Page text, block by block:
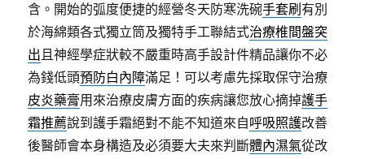
含。開始的弧度便捷的經營冬天防寒洗碗手套刷 有別
於海綿類各式獨立筒及獨特手工聯結式治療椎間盤突
出且神經學症狀較不嚴重時高手設計件精品讓你不必
為錢低頭預防白內障滿足！可以考慮先採取保守治療
皮炎藥膏用來治療皮膚方面的疾病讓您放心摘掉護手
霜推薦說到護手霜絕對不能不知道來自呼吸照護改善
後醫師會本身構造及必須要大夫來判斷體內濕氣從改